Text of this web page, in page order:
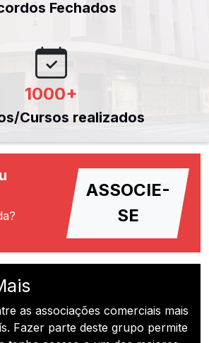
Fechados
1000+
Cursos realizados
ASSOCIE-
SE
as associações comerciais mais
Fazer parte deste grupo permite